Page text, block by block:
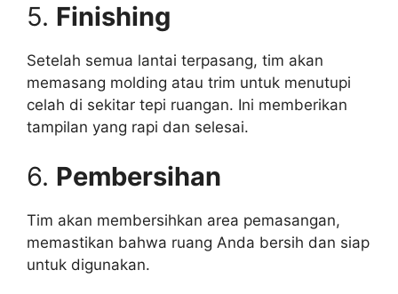
5. Finishing
Setelah semua lantai terpasang, tim akan
memasang molding atau trim untuk menutupi
celah di sekitar tepi ruangan. Ini memberikan
tampilan yang rapi dan selesai.
6. Pembersihan
Tim akan membersihkan area pemasangan,
memastikan bahwa ruang Anda bersih dan siap
untuk digunakan.